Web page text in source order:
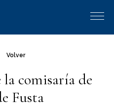
Volver
comisaría de
Fusta